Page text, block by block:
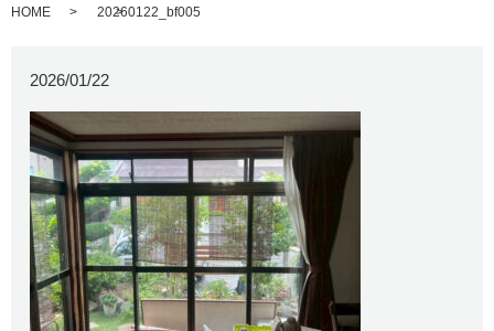
HOME 20260122_bf005
2026/01/22